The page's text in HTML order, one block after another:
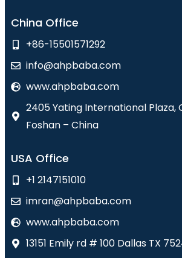
China Office
+86-15501571292
info@ahpbaba.com
www.ahpbaba.com
2405 Yating International Plaza,
Foshan – China
USA Office
+1 2147151010
imran@ahpbaba.com
www.ahpbaba.com
13151 Emily rd # 100 Dallas TX